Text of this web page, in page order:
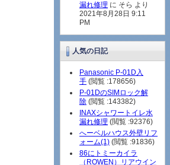
漏れ修理 に そら より
2021年8月28日 9:11
PM
人気の日記
Panasonic P-01D入
手 (閲覧 :178656)
P-01DのSIMロック解
除 (閲覧 :143382)
INAXシャワートイレ水
漏れ修理 (閲覧 :92376)
へーベルハウス外壁リフ
ォーム(1) (閲覧 :91836)
86にトミーカイラ
（ROWEN）リアウイン